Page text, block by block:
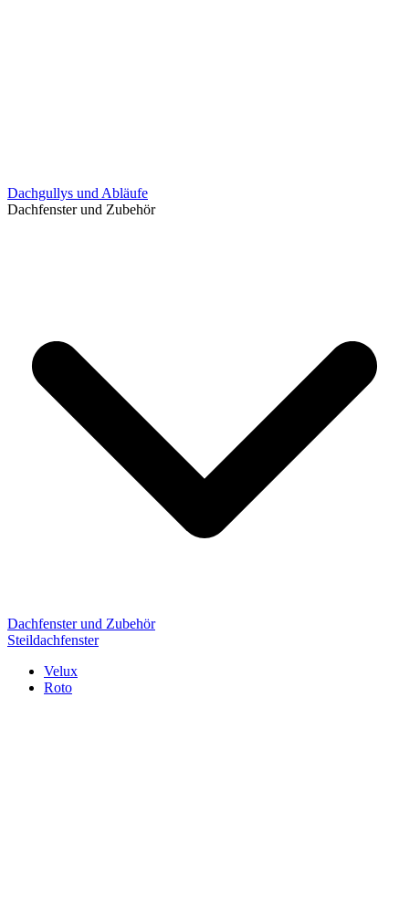
Dachgullys und Abläufe
Dachfenster und Zubehör
Dachfenster und Zubehör
Steildachfenster
Velux
Roto